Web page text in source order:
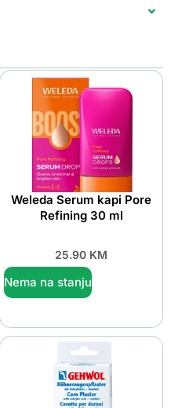
Weleda Serum kapi Pore
Refining 30 ml
25.90 KM
Nema na stanju